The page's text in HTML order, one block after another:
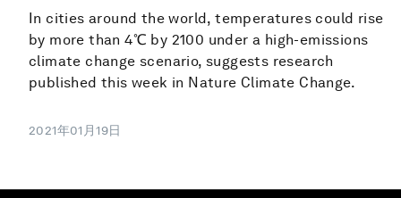
In cities around the world, temperatures could rise
by more than 4℃ by 2100 under a high-emissions
climate change scenario, suggests research
published this week in Nature Climate Change.
2021年01月19日